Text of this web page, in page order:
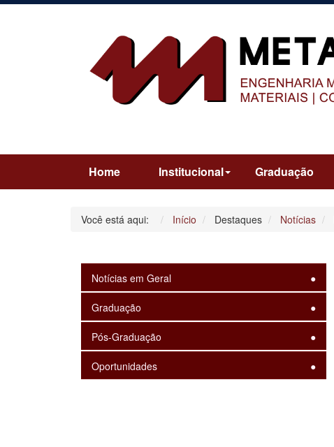
Home Institucional Graduação
Você está aqui: Início Destaques Notícias
Notícias em Geral
Graduação
Pós-Graduação
Oportunidades